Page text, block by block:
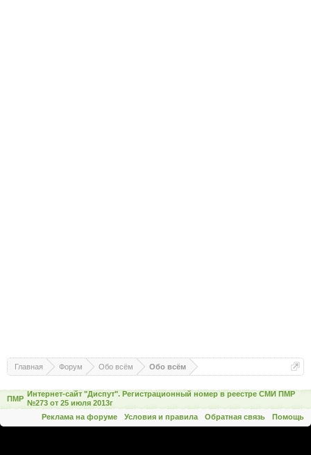
Главная Форум Обо всём Обо всём
ПМР
Интернет-сайт "Диспут". Регистрационный номер в реестре СМИ ПМР
№273 от 25 июля 2013г
Реклама на форуме
Условия и правила Обратная связь Помощь